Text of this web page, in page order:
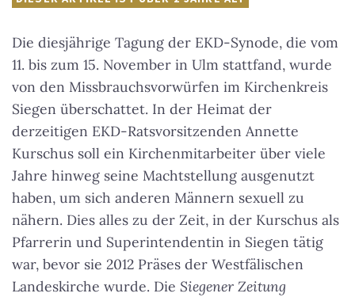
Die diesjährige Tagung der EKD-Synode, die vom
11. bis zum 15. November in Ulm stattfand, wurde
von den Missbrauchsvorwürfen im Kirchenkreis
Siegen überschattet. In der Heimat der
derzeitigen EKD-Ratsvorsitzenden Annette
Kurschus soll ein Kirchenmitarbeiter über viele
Jahre hinweg seine Machtstellung ausgenutzt
haben, um sich anderen Männern sexuell zu
nähern. Dies alles zu der Zeit, in der Kurschus als
Pfarrerin und Superintendentin in Siegen tätig
war, bevor sie 2012 Präses der Westfälischen
Landeskirche wurde. Die Siegener Zeitung